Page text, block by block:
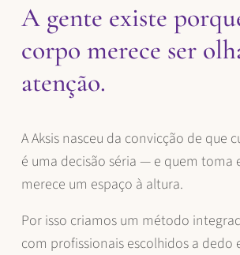
A gente existe
corpo merece ser
atenção.
A Aksis nasceu da convicção de que
é uma decisão séria — e quem toma
merece um espaço à altura.
Por isso criamos um método
com profissionais escolhidos a dedo